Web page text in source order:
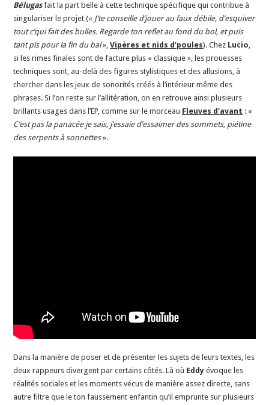
Bélugasfait la part belle à cette technique spécifique qui contribue à
singulariser le projet (« J’te conseille d’jouer au faux débile, d’esquiver
tout c’qui fait des bulles. Regarde ton reflet au fond du bol, et puis
tant pis pour la fin du bal»,Vipères et nids d’poules). Chez Lucio,
si les rimes finales sont de facture plus « classique », les prouesses
techniques sont, au-delà des figures stylistiques et des allusions, à
chercher dans les jeux de sonorités créés à l’intérieur même des
phrases. Si l’on reste sur l’allitération, on en retrouve ainsi plusieurs
brillants usages dans l’EP, comme sur le morceau Fleuves d’avant : «
C’est pas la panacée je sais, j’essaie d’essaimer des sommets, piétine
des serpents à sonnettes».
Dans la manière de poser et de présenter les sujets de leurs textes, les
deux rappeurs divergent par certains côtés. Là où Eddy évoque les
réalités sociales et les moments vécus de manière assez directe, sans
autre filtre que le ton faussement enfantin qu’il emprunte sur plusieurs